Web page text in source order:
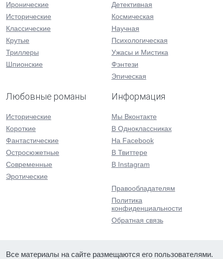
Иронические
Исторические
Классические
Крутые
Триллеры
Шпионские
Детективная
Космическая
Научная
Психологическая
Ужасы и Мистика
Фэнтези
Эпическая
Любовные романы
Исторические
Короткие
Фантастические
Остросюжетные
Современные
Эротические
Информация
Мы Вконтакте
В Одноклассниках
На Facebook
В Твиттере
В Instagram
Правообладателям
Политика
конфиденциальности
Обратная связь
Все материалы на сайте размещаются его пользователями.